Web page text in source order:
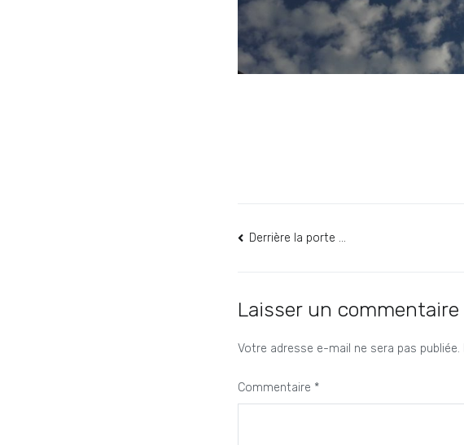
Navigation
l’article
Derrière la porte …
Laisser un commentaire
Votre adresse e-mail ne sera pas publiée.
Commentaire *